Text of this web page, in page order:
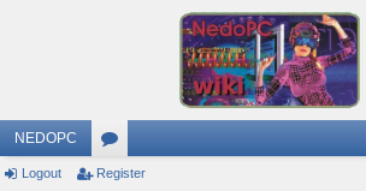
NEDOPC
or
Logout Register